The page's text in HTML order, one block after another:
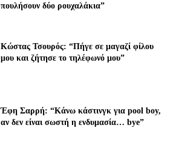
πουλήσουν δύο ρουχαλάκια”
Κώστας Τσουρός: “Πήγε σε μαγαζί φίλου
μου και ζήτησε το τηλέφωνό μου”
Έφη Σαρρή: “Κάνω κάστινγκ για pool boy,
αν δεν είναι σωστή η ενδυμασία… bye”